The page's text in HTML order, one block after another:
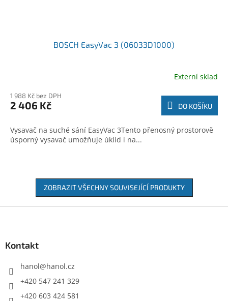
BOSCH EasyVac 3 (06033D1000)
Externí sklad
1 988 Kč bez DPH
2 406 Kč DO KOŠÍKU
Vysavač na suché sání EasyVac 3Tento přenosný prostorově
úsporný vysavač umožňuje úklid i na...
ZOBRAZIT VŠECHNY SOUVISEJÍCÍ PRODUKTY
Kontakt
hanol@hanol.cz
+420 547 241 329
+420 603 424 581